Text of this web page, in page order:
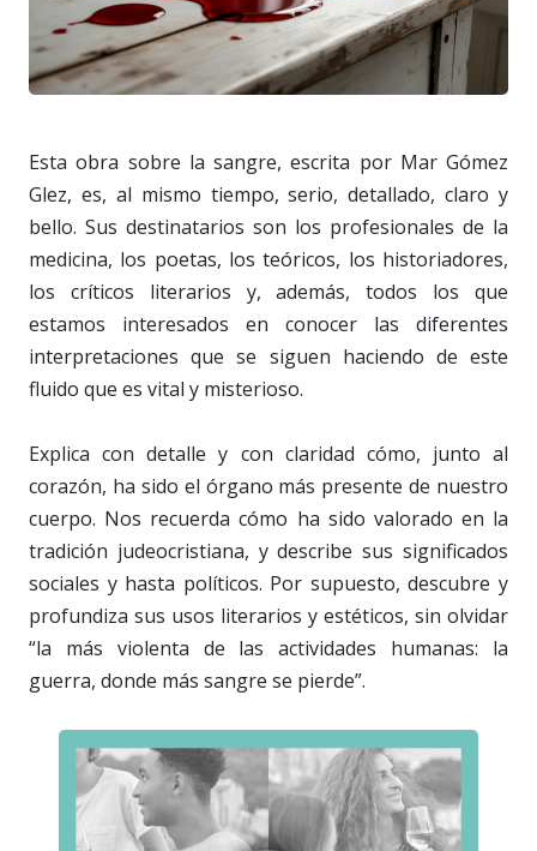
Esta obra sobre la sangre, escrita por Mar Gómez
Glez, es, al mismo tiempo, serio, detallado, claro y
bello. Sus destinatarios son los profesionales de la
medicina, los poetas, los teóricos, los historiadores,
los críticos literarios y, además, todos los que
estamos interesados en conocer las diferentes
interpretaciones que se siguen haciendo de este
fluido que es vital y misterioso.
Explica con detalle y con claridad cómo, junto al
corazón, ha sido el órgano más presente de nuestro
cuerpo. Nos recuerda cómo ha sido valorado en la
tradición judeocristiana, y describe sus significados
sociales y hasta políticos. Por supuesto, descubre y
profundiza sus usos literarios y estéticos, sin olvidar
“la más violenta de las actividades humanas: la
guerra, donde más sangre se pierde”.